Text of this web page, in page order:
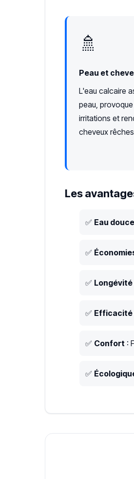
🚿
Peau et
L'eau calcaire
peau,
irritations et
cheveux
Les
✅ Eau douce
✅
✅
✅ Efficacité
✅ Confort :
✅